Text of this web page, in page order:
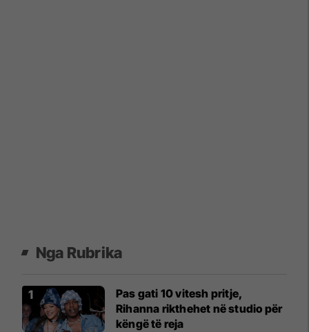
Nga Rubrika
Pas gati 10 vitesh pritje,
Rihanna rikthehet në studio për
këngë të reja